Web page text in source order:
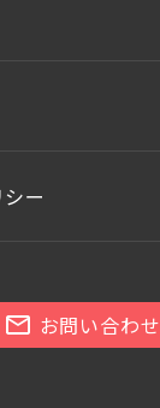
ー
お問い合わせ